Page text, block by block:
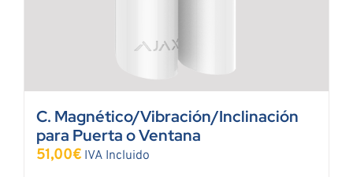
C. Magnético/Vibración/Inclinación
para Puerta o Ventana
51,00€ IVA Incluido